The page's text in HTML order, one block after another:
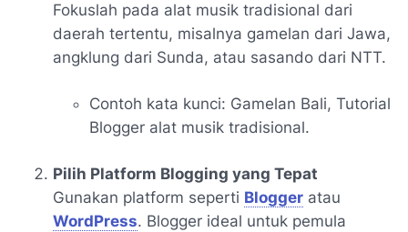
Fokuslah pada alat musik tradisional dari
daerah tertentu, misalnya gamelan dari Jawa,
angklung dari Sunda, atau sasando dari NTT.
Contoh kata kunci: Gamelan Bali, Tutorial
Blogger alat musik tradisional.
Pilih Platform Blogging yang Tepat
Gunakan platform seperti Blogger atau
WordPress. Blogger ideal untuk pemula